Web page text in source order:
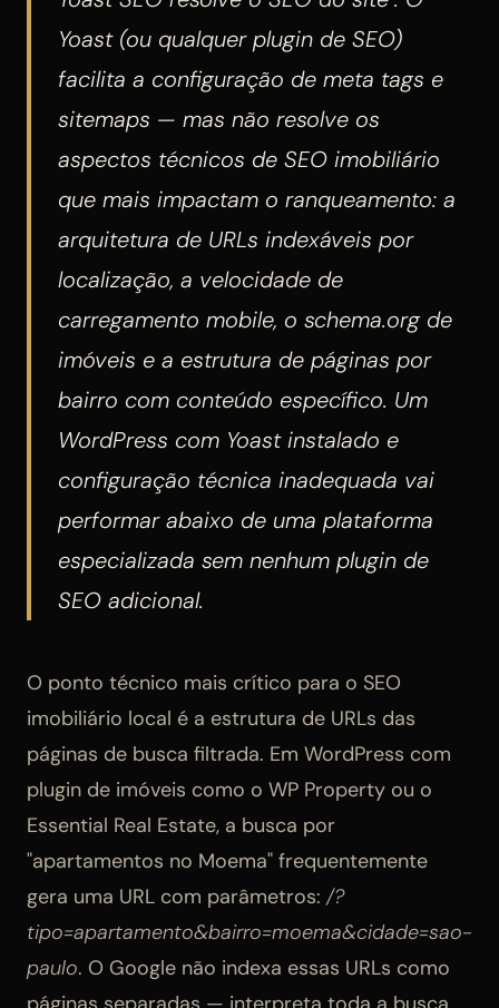
Yoast (ou qualquer plugin de SEO)
facilita a configuração de meta tags e
sitemaps — mas não resolve os
aspectos técnicos de SEO imobiliário
que mais impactam o ranqueamento: a
arquitetura de URLs indexáveis por
localização, a velocidade de
carregamento mobile, o schema.org de
imóveis e a estrutura de páginas por
bairro com conteúdo específico. Um
WordPress com Yoast instalado e
configuração técnica inadequada vai
performar abaixo de uma plataforma
especializada sem nenhum plugin de
SEO adicional.
O ponto técnico mais crítico para o SEO
imobiliário local é a estrutura de URLs das
páginas de busca filtrada. Em WordPress com
plugin de imóveis como o WP Property ou o
Essential Real Estate, a busca por
"apartamentos no Moema" frequentemente
gera uma URL com parâmetros: /?
tipo=apartamento&bairro=moema&cidade=sao-
paulo. O Google não indexa essas URLs como